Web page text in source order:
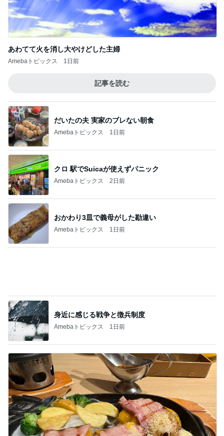
だいたの夫 実家のブレない朝食
Amebaトピックス 1日前
Amebaトピックス 2日前
おかわり3皿で義母がした勘違い
Amebaトピックス 1日前
身近に感じる戦争と徴兵制度
Amebaトピックス 1日前
案外安くて驚いたガッツリ肉
Amebaトピックス 21時間前
記事を読む